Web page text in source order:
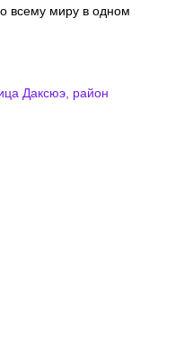
всему миру в одном
Даксюэ, район